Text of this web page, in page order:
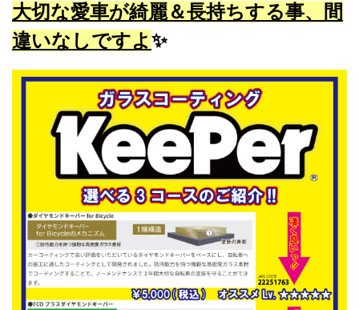
大切な愛車が綺麗＆長持ちする事、間
違いなしですよ✨